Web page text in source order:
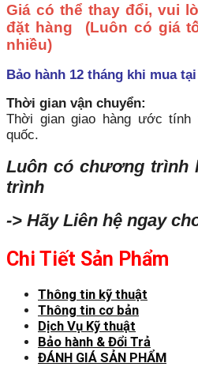
Giá có thể thay đổi, vui
đặt hàng (Luôn có giá
nhiều)
Bảo hành 12 tháng khi mua tại
Thời gian vận chuyển:
Thời gian giao hàng ước
quốc.
Luôn có chương trình
trình
-> Hãy Liên hệ ngay
Chi Tiết Sản Phẩm
Thông tin kỹ thuật
Thông tin cơ bản
Dịch Vụ Kỹ thuật
Bảo hành & Đổi Trả
ĐÁNH GIÁ SẢN PHẨM